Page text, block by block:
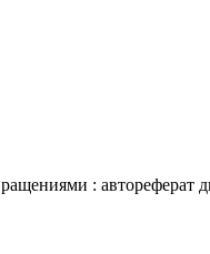
: автореферат